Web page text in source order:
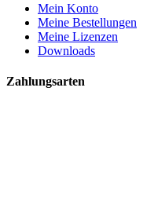
Mein Konto
Meine Bestellungen
Meine Lizenzen
Downloads
Zahlungsarten